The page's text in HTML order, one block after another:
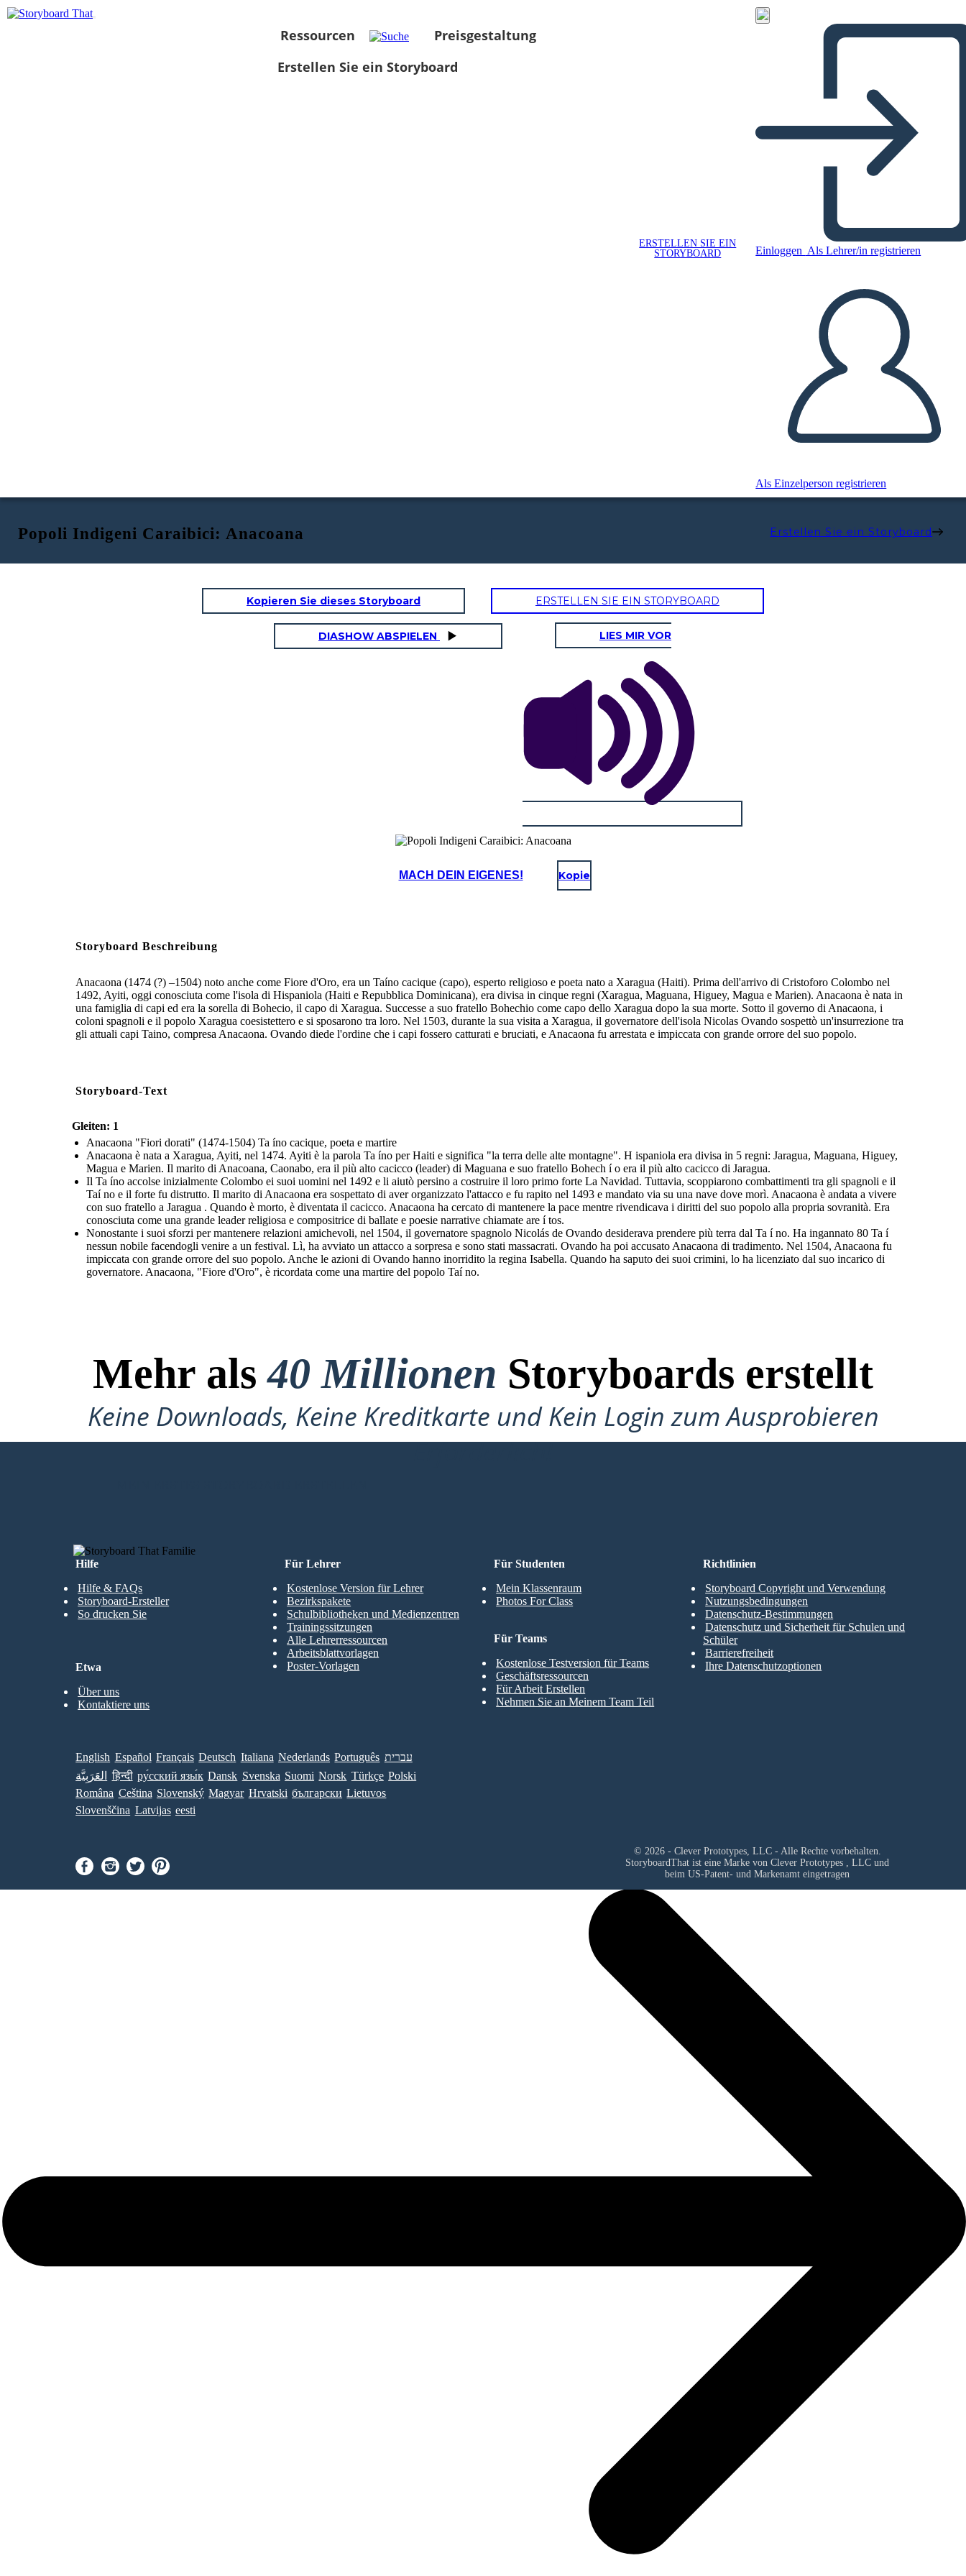
Ressourcen
Preisgestaltung
Erstellen Sie ein Storyboard
ERSTELLEN SIE EIN
STORYBOARD
Einloggen Als Lehrer/in registrieren
Als Einzelperson registrieren
Popoli Indigeni Caraibici: Anacoana Erstellen Sie ein Storyboard
Kopieren Sie dieses Storyboard ERSTELLEN SIE EIN STORYBOARD
DIASHOW ABSPIELEN LIES MIR VOR
MACH DEIN EIGENES! Kopie
Storyboard Beschreibung
Anacaona (1474 (?) –1504) noto anche come Fiore d'Oro, era un Taíno cacique (capo), esperto religioso e poeta nato a Xaragua (Haiti). Prima dell'arrivo di Cristoforo Colombo nel
1492, Ayiti, oggi conosciuta come l'isola di Hispaniola (Haiti e Repubblica Dominicana), era divisa in cinque regni (Xaragua, Maguana, Higuey, Magua e Marien). Anacaona è nata in
una famiglia di capi ed era la sorella di Bohecio, il capo di Xaragua. Successe a suo fratello Bohechio come capo dello Xaragua dopo la sua morte. Sotto il governo di Anacaona, i
coloni spagnoli e il popolo Xaragua coesistettero e si sposarono tra loro. Nel 1503, durante la sua visita a Xaragua, il governatore dell'isola Nicolas Ovando sospettò un'insurrezione tra
gli attuali capi Taino, compresa Anacaona. Ovando diede l'ordine che i capi fossero catturati e bruciati, e Anacaona fu arrestata e impiccata con grande orrore del suo popolo.
Storyboard-Text
Gleiten: 1
Anacaona "Fiori dorati" (1474-1504) Ta íno cacique, poeta e martire
Anacaona è nata a Xaragua, Ayiti, nel 1474. Ayiti è la parola Ta íno per Haiti e significa "la terra delle alte montagne". H ispaniola era divisa in 5 regni: Jaragua, Maguana, Higuey,
Magua e Marien. Il marito di Anacoana, Caonabo, era il più alto cacicco (leader) di Maguana e suo fratello Bohech í o era il più alto cacicco di Jaragua.
Il Ta íno accolse inizialmente Colombo ei suoi uomini nel 1492 e li aiutò persino a costruire il loro primo forte La Navidad. Tuttavia, scoppiarono combattimenti tra gli spagnoli e il
Taí no e il forte fu distrutto. Il marito di Anacaona era sospettato di aver organizzato l'attacco e fu rapito nel 1493 e mandato via su una nave dove morì. Anacaona è andata a vivere
con suo fratello a Jaragua . Quando è morto, è diventata il cacicco. Anacaona ha cercato di mantenere la pace mentre rivendicava i diritti del suo popolo alla propria sovranità. Era
conosciuta come una grande leader religiosa e compositrice di ballate e poesie narrative chiamate are í tos.
Nonostante i suoi sforzi per mantenere relazioni amichevoli, nel 1504, il governatore spagnolo Nicolás de Ovando desiderava prendere più terra dal Ta í no. Ha ingannato 80 Ta í
nessun nobile facendogli venire a un festival. Lì, ha avviato un attacco a sorpresa e sono stati massacrati. Ovando ha poi accusato Anacaona di tradimento. Nel 1504, Anacaona fu
impiccata con grande orrore del suo popolo. Anche le azioni di Ovando hanno inorridito la regina Isabella. Quando ha saputo dei suoi crimini, lo ha licenziato dal suo incarico di
governatore. Anacaona, "Fiore d'Oro", è ricordata come una martire del popolo Taí no.
Mehr als40 Millionen Storyboards erstellt
Keine Downloads, Keine Kreditkarte und Kein Login zum Ausprobieren
Erforderlich!
Hilfe
Hilfe & FAQs
Storyboard-Ersteller
So drucken Sie
Für Studenten
Mein Klassenraum
Photos For Class
Für Lehrer
Kostenlose Version für Lehrer
Bezirkspakete
Schulbibliotheken und Medienzentren
Trainingssitzungen
Alle Lehrerressourcen
Arbeitsblattvorlagen
Poster-Vorlagen
Für Teams
Kostenlose Testversion für Teams
Geschäftsressourcen
Für Arbeit Erstellen
Nehmen Sie an Meinem Team Teil
Etwa
Über uns
Kontaktiere uns
Richtlinien
Storyboard Copyright und Verwendung
Nutzungsbedingungen
Datenschutz-Bestimmungen
Datenschutz und Sicherheit für Schulen und
Schüler
Barrierefreiheit
Ihre Datenschutzoptionen
English Español Français Deutsch Italiana Nederlands Português עברית
العَرَبِيَّة
हिन्दी ру́сский язы́к Dansk Svenska Suomi Norsk Türkçe Polski
Româna Ceština Slovenský Magyar Hrvatski български Lietuvos
Slovenščina Latvijas eesti
© 2026 - Clever Prototypes, LLC - Alle Rechte vorbehalten.
StoryboardThat ist eine Marke von Clever Prototypes , LLC und
beim US-Patent- und Markenamt eingetragen